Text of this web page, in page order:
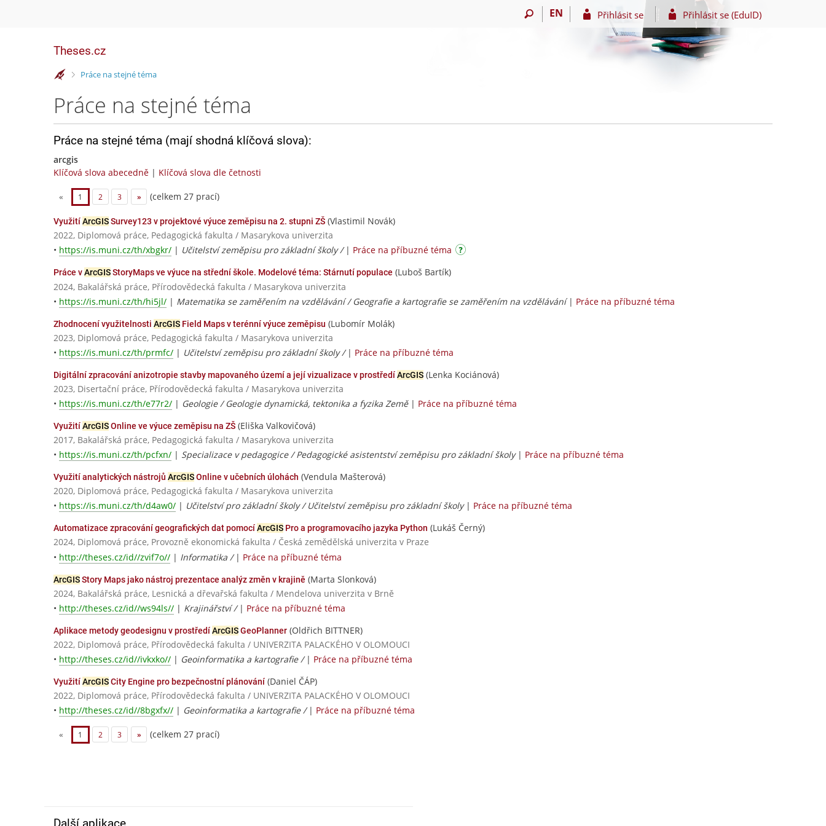
EN Přihlásit se Přihlásit se (EduID)
Theses.cz
>Práce na stejné téma
Práce na stejné téma
Práce na stejné téma (mají shodná klíčová slova):
arcgis
Klíčová slova abecedně | Klíčová slova dle četnosti
« 1 2 3 » (celkem 27 prací)
VyužitíArcGISSurvey123 v projektové výuce zeměpisu na 2. stupni ZŠ (Vlastimil Novák)
2022, Diplomová práce, Pedagogická fakulta / Masarykova univerzita
• https://is.muni.cz/th/xbgkr/ | Učitelství zeměpisu pro základní školy / | Práce na příbuzné téma
Práce vArcGISStoryMaps ve výuce na střední škole. Modelové téma: Stárnutí populace (Luboš Bartík)
2024, Bakalářská práce, Přírodovědecká fakulta / Masarykova univerzita
• https://is.muni.cz/th/hi5jl/ | Matematika se zaměřením na vzdělávání / Geografie a kartografie se zaměřením na vzdělávání| Práce na příbuzné téma
Zhodnocení využitelnosti ArcGIS Field Maps v terénní výuce zeměpisu (Lubomír Molák)
2023, Diplomová práce, Pedagogická fakulta / Masarykova univerzita
• https://is.muni.cz/th/prmfc/ | Učitelství zeměpisu pro základní školy / | Práce na příbuzné téma
Digitální zpracování anizotropie stavby mapovaného území a její vizualizace v prostředíArcGIS (Lenka Kociánová)
2023, Disertační práce, Přírodovědecká fakulta / Masarykova univerzita
• https://is.muni.cz/th/e77r2/ | Geologie / Geologie dynamická, tektonika a fyzika Země| Práce na příbuzné téma
VyužitíArcGISOnline ve výuce zeměpisu na ZŠ (Eliška Valkovičová)
2017, Bakalářská práce, Pedagogická fakulta / Masarykova univerzita
• https://is.muni.cz/th/pcfxn/ | Specializace v pedagogice / Pedagogické asistentství zeměpisu pro základní školy| Práce na příbuzné téma
Využití analytických nástrojů ArcGISOnline v učebních úlohách (Vendula Mašterová)
2020, Diplomová práce, Pedagogická fakulta / Masarykova univerzita
• https://is.muni.cz/th/d4aw0/ | Učitelství pro základní školy / Učitelství zeměpisu pro základní školy| Práce na příbuzné téma
Automatizace zpracování geografických dat pomocíArcGIS Pro a programovacího jazyka Python (Lukáš Černý)
2024, Diplomová práce, Provozně ekonomická fakulta / Česká zemědělská univerzita v Praze
• http://theses.cz/id//zvif7o// | Informatika / | Práce na příbuzné téma
ArcGISStory Maps jako nástroj prezentace analýz změn v krajině (Marta Slonková)
2024, Bakalářská práce, Lesnická a dřevařská fakulta / Mendelova univerzita v Brně
• http://theses.cz/id//ws94ls// | Krajinářství / | Práce na příbuzné téma
Aplikace metody geodesignu v prostředíArcGISGeoPlanner (Oldřich BITTNER)
2022, Diplomová práce, Přírodovědecká fakulta / UNIVERZITA PALACKÉHO V OLOMOUCI
• http://theses.cz/id//ivkxko// | Geoinformatika a kartografie / | Práce na příbuzné téma
VyužitíArcGISCity Engine pro bezpečnostní plánování (Daniel ČÁP)
2022, Diplomová práce, Přírodovědecká fakulta / UNIVERZITA PALACKÉHO V OLOMOUCI
• http://theses.cz/id//8bgxfx// | Geoinformatika a kartografie / | Práce na příbuzné téma
« 1 2 3 » (celkem 27 prací)